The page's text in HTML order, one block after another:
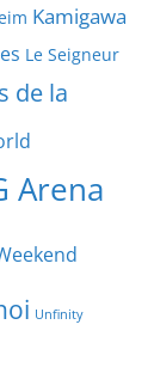
Kamigawa
Le Seigneur
de la
Arena
Unfinity